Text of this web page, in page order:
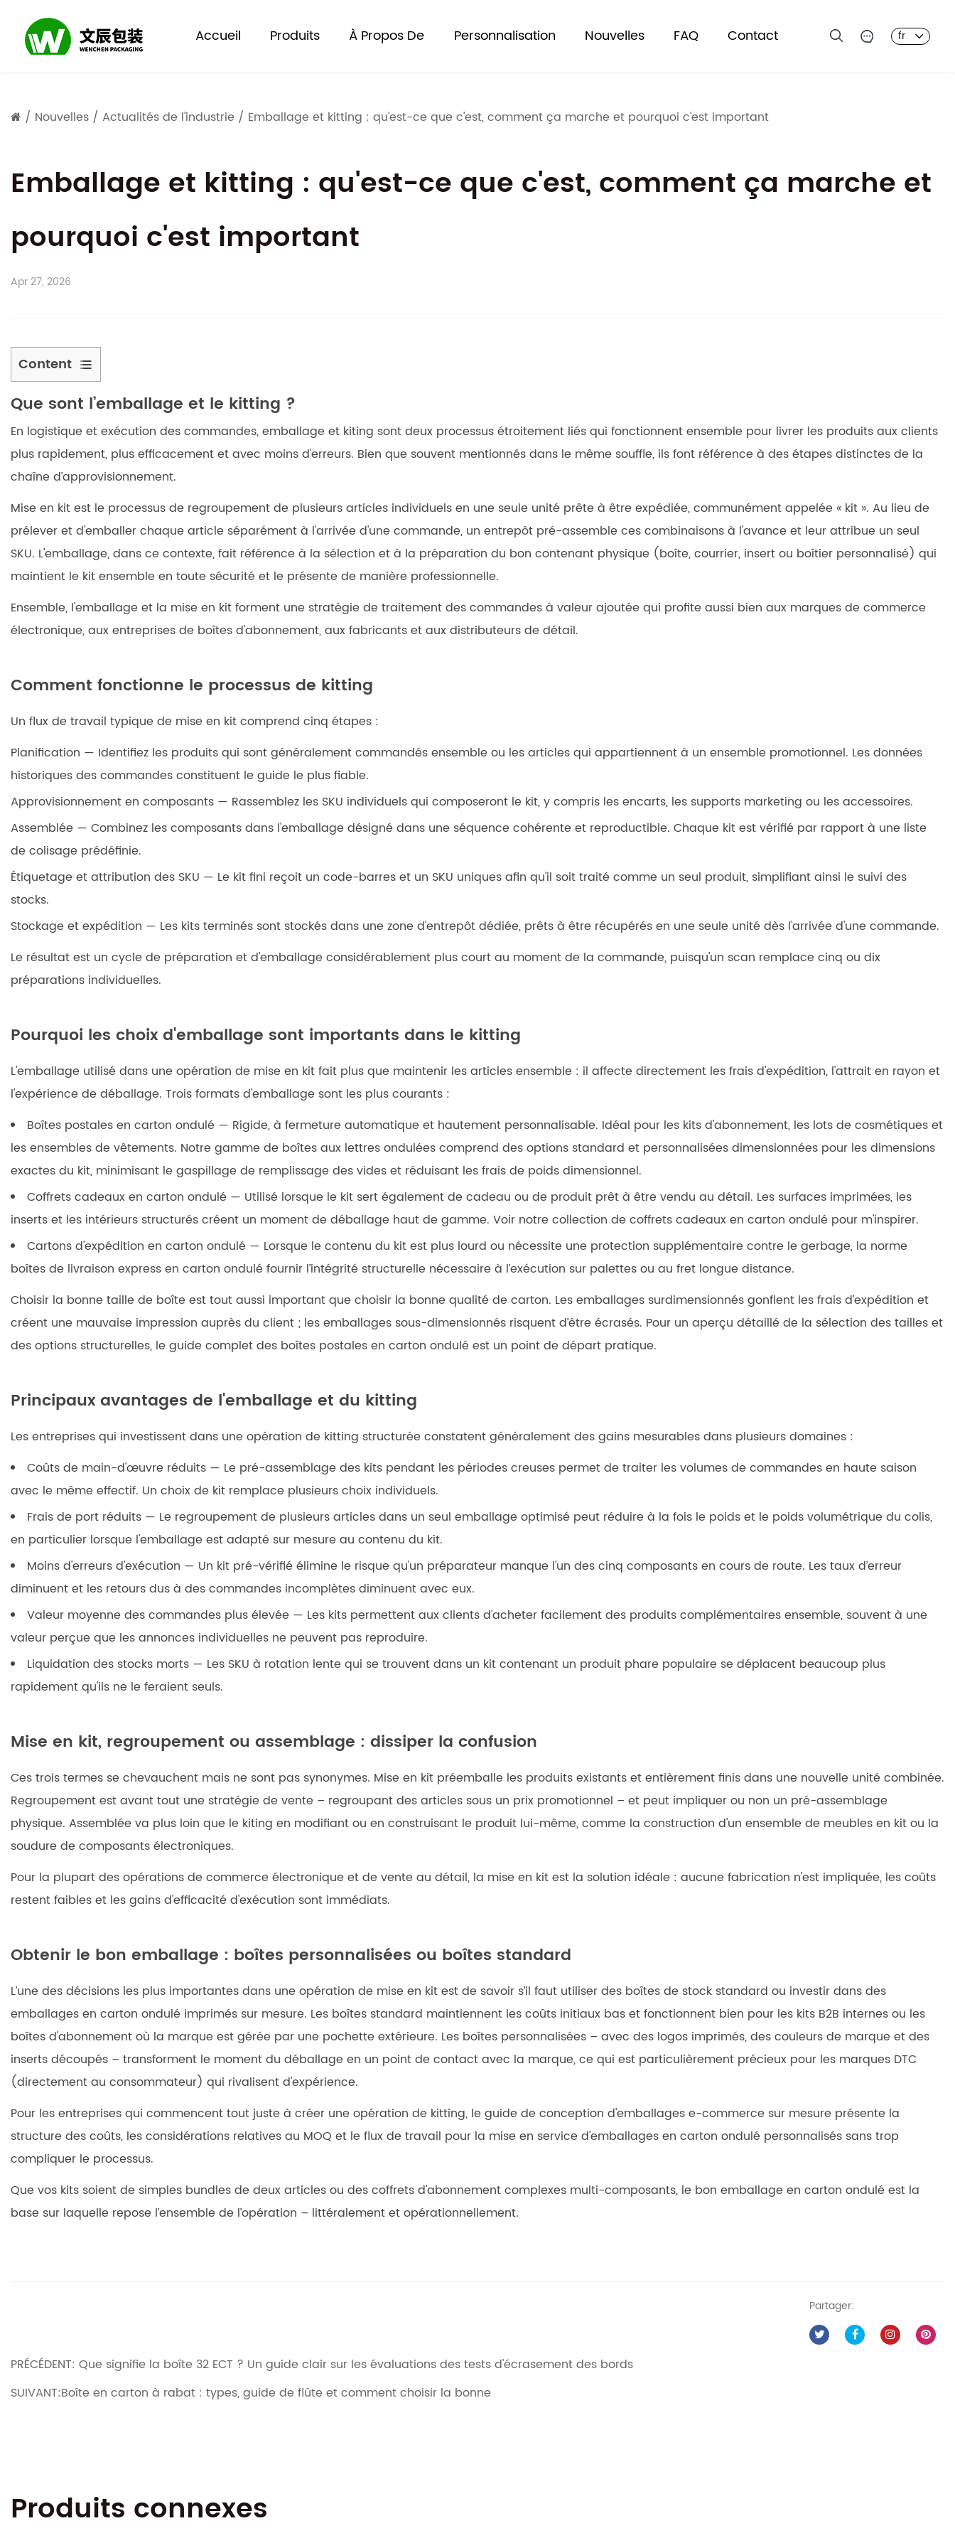
Accueil Produits À Propos De Personnalisation Nouvelles FAQ Contact fr
/ Nouvelles / Actualités de l'industrie / Emballage et kitting : qu'est-ce que c'est, comment ça marche et pourquoi c'est important
Emballage et kitting : qu'est-ce que c'est, comment ça marche et
pourquoi c'est important
Apr 27, 2026
Content
1
Comment
fonctionne
le
processus
de
kitting
2
Pourquoi
les
choix
sont
importants
kitting
Principaux
avantages
de
l'emballage
et
du
kitting
Mise
en
kit,
ou
assemblage :
confusion
Obtenir
le
emballage :
boîtes
personnalisées
ou
standard
Que sont l’emballage et le kitting ?
En logistique et exécution des commandes,emballage et kiting sont deux processus étroitement liés qui fonctionnent ensemble pour livrer les produits aux clients
plus rapidement, plus efficacement et avec moins d'erreurs. Bien que souvent mentionnés dans le même souffle, ils font référence à des étapes distinctes de la
chaîne d’approvisionnement.
Mise en kitest le processus de regroupement de plusieurs articles individuels en une seule unité prête à être expédiée, communément appelée « kit ». Au lieu de
prélever et d'emballer chaque article séparément à l'arrivée d'une commande, un entrepôt pré-assemble ces combinaisons à l'avance et leur attribue un seul
SKU. L'emballage, dans ce contexte, fait référence à la sélection et à la préparation du bon contenant physique (boîte, courrier, insert ou boîtier personnalisé) qui
maintient le kit ensemble en toute sécurité et le présente de manière professionnelle.
Ensemble, l'emballage et la mise en kit forment une stratégie de traitement des commandes à valeur ajoutée qui profite aussi bien aux marques de commerce
électronique, aux entreprises de boîtes d'abonnement, aux fabricants et aux distributeurs de détail.
Comment fonctionne le processus de kitting
Un flux de travail typique de mise en kit comprend cinq étapes :
Planification — Identifiez les produits qui sont généralement commandés ensemble ou les articles qui appartiennent à un ensemble promotionnel. Les données
historiques des commandes constituent le guide le plus fiable.
Approvisionnement en composants — Rassemblez les SKU individuels qui composeront le kit, y compris les encarts, les supports marketing ou les accessoires.
Assemblée — Combinez les composants dans l'emballage désigné dans une séquence cohérente et reproductible. Chaque kit est vérifié par rapport à une liste
de colisage prédéfinie.
Étiquetage et attribution des SKU — Le kit fini reçoit un code-barres et un SKU uniques afin qu'il soit traité comme un seul produit, simplifiant ainsi le suivi des
stocks.
Stockage et expédition — Les kits terminés sont stockés dans une zone d'entrepôt dédiée, prêts à être récupérés en une seule unité dès l'arrivée d'une commande.
Le résultat est un cycle de préparation et d'emballage considérablement plus court au moment de la commande, puisqu'un scan remplace cinq ou dix
préparations individuelles.
Pourquoi les choix d'emballage sont importants dans le kitting
L'emballage utilisé dans une opération de mise en kit fait plus que maintenir les articles ensemble : il affecte directement les frais d'expédition, l'attrait en rayon et
l'expérience de déballage. Trois formats d'emballage sont les plus courants :
Boîtes postales en carton ondulé — Rigide, à fermeture automatique et hautement personnalisable. Idéal pour les kits d'abonnement, les lots de cosmétiques et
les ensembles de vêtements. Notre gamme de boîtes aux lettres onduléescomprend des options standard et personnalisées dimensionnées pour les dimensions
exactes du kit, minimisant le gaspillage de remplissage des vides et réduisant les frais de poids dimensionnel.
Coffrets cadeaux en carton ondulé — Utilisé lorsque le kit sert également de cadeau ou de produit prêt à être vendu au détail. Les surfaces imprimées, les
inserts et les intérieurs structurés créent un moment de déballage haut de gamme. Voir notrecollection de coffrets cadeaux en carton ondulé pour m'inspirer.
Cartons d'expédition en carton ondulé — Lorsque le contenu du kit est plus lourd ou nécessite une protection supplémentaire contre le gerbage, la norme
boîtes de livraison express en carton onduléfournir l’intégrité structurelle nécessaire à l’exécution sur palettes ou au fret longue distance.
Choisir la bonne taille de boîte est tout aussi important que choisir la bonne qualité de carton. Les emballages surdimensionnés gonflent les frais d’expédition et
créent une mauvaise impression auprès du client ; les emballages sous-dimensionnés risquent d’être écrasés. Pour un aperçu détaillé de la sélection des tailles et
des options structurelles, leguide complet des boîtes postales en carton onduléest un point de départ pratique.
Principaux avantages de l'emballage et du kitting
Les entreprises qui investissent dans une opération de kitting structurée constatent généralement des gains mesurables dans plusieurs domaines :
Coûts de main-d'œuvre réduits — Le pré-assemblage des kits pendant les périodes creuses permet de traiter les volumes de commandes en haute saison
avec le même effectif. Un choix de kit remplace plusieurs choix individuels.
Frais de port réduits — Le regroupement de plusieurs articles dans un seul emballage optimisé peut réduire à la fois le poids et le poids volumétrique du colis,
en particulier lorsque l'emballage est adapté sur mesure au contenu du kit.
Moins d'erreurs d'exécution — Un kit pré-vérifié élimine le risque qu'un préparateur manque l'un des cinq composants en cours de route. Les taux d’erreur
diminuent et les retours dus à des commandes incomplètes diminuent avec eux.
Valeur moyenne des commandes plus élevée — Les kits permettent aux clients d'acheter facilement des produits complémentaires ensemble, souvent à une
valeur perçue que les annonces individuelles ne peuvent pas reproduire.
Liquidation des stocks morts — Les SKU à rotation lente qui se trouvent dans un kit contenant un produit phare populaire se déplacent beaucoup plus
rapidement qu'ils ne le feraient seuls.
Mise en kit, regroupement ou assemblage : dissiper la confusion
Ces trois termes se chevauchent mais ne sont pas synonymes. Mise en kit préemballe les produits existants et entièrement finis dans une nouvelle unité combinée.
Regroupementest avant tout une stratégie de vente – regroupant des articles sous un prix promotionnel – et peut impliquer ou non un pré-assemblage
physique. Assembléeva plus loin que le kiting en modifiant ou en construisant le produit lui-même, comme la construction d'un ensemble de meubles en kit ou la
soudure de composants électroniques.
Pour la plupart des opérations de commerce électronique et de vente au détail, la mise en kit est la solution idéale : aucune fabrication n'est impliquée, les coûts
restent faibles et les gains d'efficacité d'exécution sont immédiats.
Obtenir le bon emballage : boîtes personnalisées ou boîtes standard
L’une des décisions les plus importantes dans une opération de mise en kit est de savoir s’il faut utiliser des boîtes de stock standard ou investir dans des
emballages en carton ondulé imprimés sur mesure. Les boîtes standard maintiennent les coûts initiaux bas et fonctionnent bien pour les kits B2B internes ou les
boîtes d'abonnement où la marque est gérée par une pochette extérieure. Les boîtes personnalisées – avec des logos imprimés, des couleurs de marque et des
inserts découpés – transforment le moment du déballage en un point de contact avec la marque, ce qui est particulièrement précieux pour les marques DTC
(directement au consommateur) qui rivalisent d'expérience.
Pour les entreprises qui commencent tout juste à créer une opération de kitting, leguide de conception d'emballages e-commerce sur mesure présente la
structure des coûts, les considérations relatives au MOQ et le flux de travail pour la mise en service d'emballages en carton ondulé personnalisés sans trop
compliquer le processus.
Que vos kits soient de simples bundles de deux articles ou des coffrets d'abonnement complexes multi-composants, le bon emballage en carton ondulé est la
base sur laquelle repose l’ensemble de l’opération – littéralement et opérationnellement.
PRÉCÉDENT: Que signifie la boîte 32 ECT ? Un guide clair sur les évaluations des tests d'écrasement des bords
SUIVANT:Boîte en carton à rabat : types, guide de flûte et comment choisir la bonne
Partager:
Produits connexes